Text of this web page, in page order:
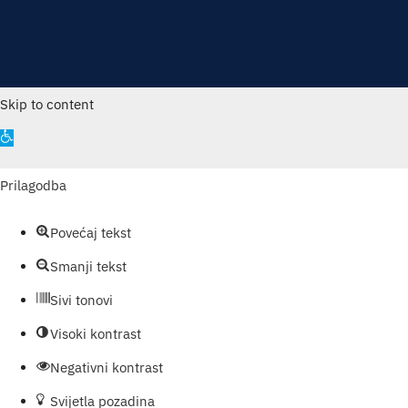
Skip to content
Open
Prilagodba
Povećaj tekst
Smanji tekst
Sivi tonovi
Visoki kontrast
Negativni kontrast
Svijetla pozadina